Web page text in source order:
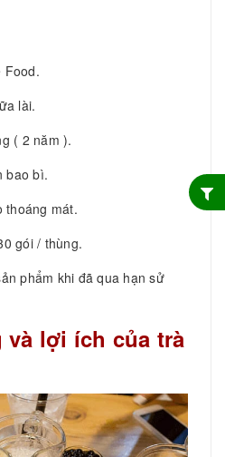
Food.
lài.
( 2 năm ).
bao bì.
thoáng mát.
gói / thùng.
phẩm khi đã qua hạn sử
và lợi ích của trà